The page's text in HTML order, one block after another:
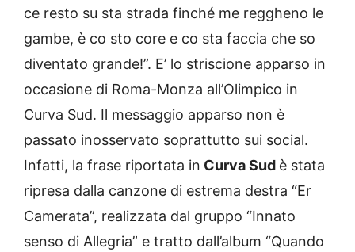
ce resto su sta strada finché me reggheno le
gambe, è co sto core e co sta faccia che so
diventato grande!”. E’ lo striscione apparso in
occasione di Roma-Monza all’Olimpico in
Curva Sud. Il messaggio apparso non è
passato inosservato soprattutto sui social.
Infatti, la frase riportata in Curva Sud è stata
ripresa dalla canzone di estrema destra “Er
Camerata”, realizzata dal gruppo “Innato
senso di Allegria” e tratto dall’album “Quando